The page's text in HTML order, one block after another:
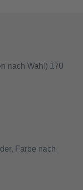
nach Wahl) 170
Farbe nach